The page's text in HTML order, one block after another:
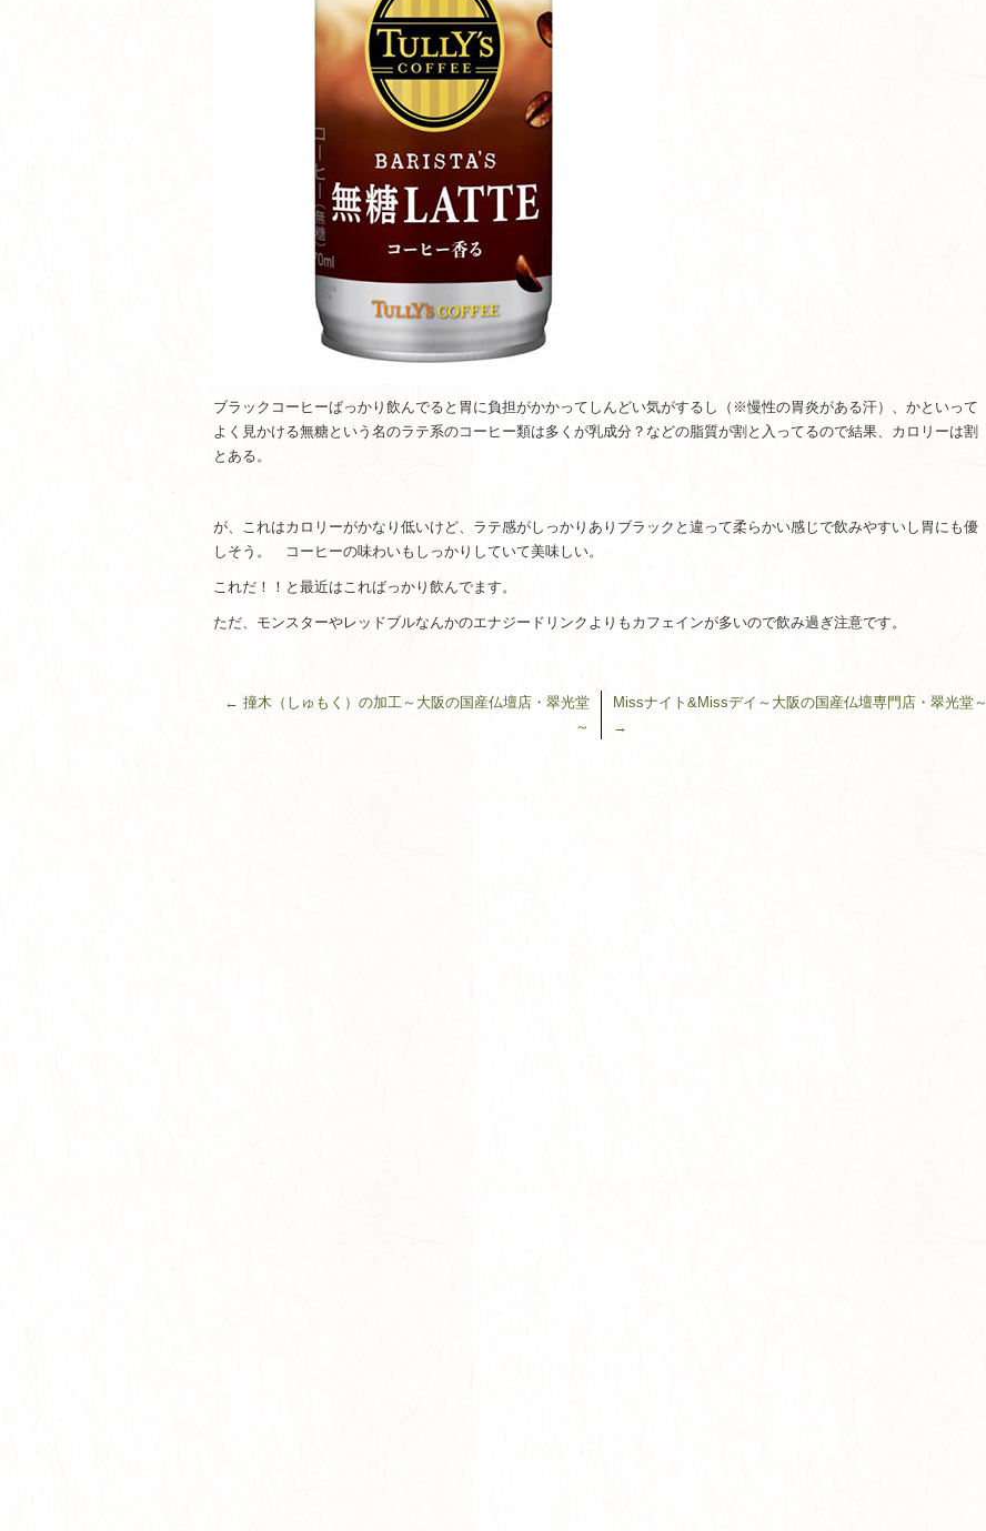
ブラックコーヒーばっかり飲んでると胃に負担がかかってしんどい気がするし（※慢性の胃炎がある汗）、かといって
よく見かける無糖という名のラテ系のコーヒー類は多くが乳成分？などの脂質が割と入ってるので結果、カロリーは割
とある。
が、これはカロリーがかなり低いけど、ラテ感がしっかりありブラックと違って柔らかい感じで飲みやすいし胃にも優
しそう。 コーヒーの味わいもしっかりしていて美味しい。
これだ！！と最近はこればっかり飲んでます。
ただ、モンスターやレッドブルなんかのエナジードリンクよりもカフェインが多いので飲み過ぎ注意です。
← 撞木（しゅもく）の加工～大阪の国産仏壇店・翠光堂
～
Missナイト&Missデイ～大阪の国産仏壇専門店・翠光堂～
→